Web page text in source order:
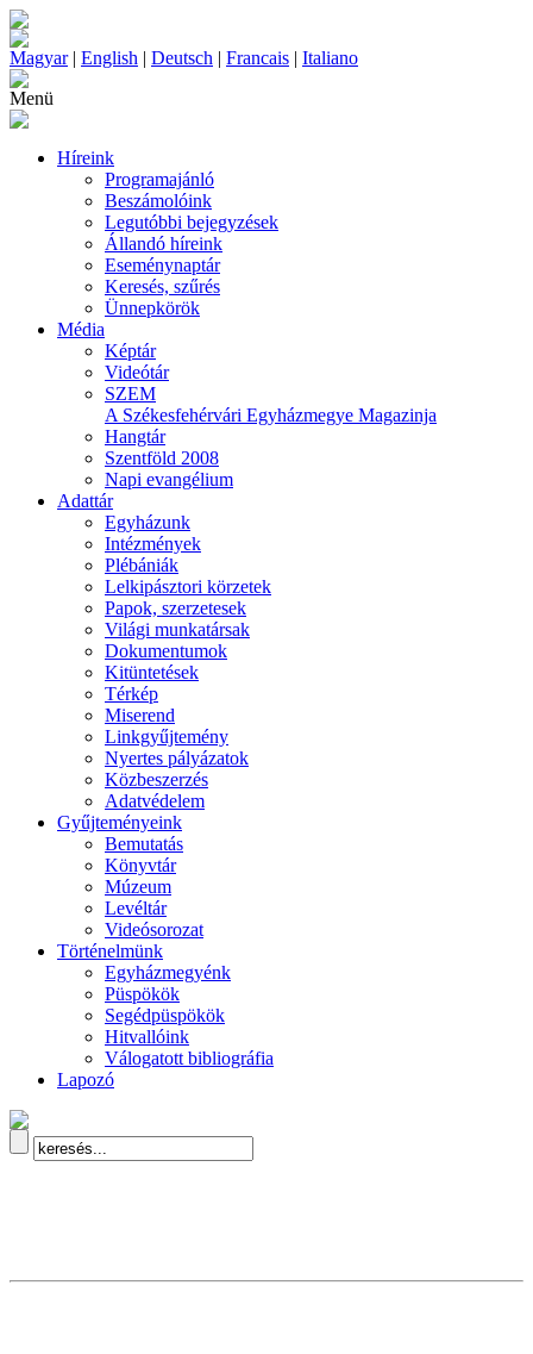
Magyar| English | Deutsch | Francais | Italiano
Menü
Híreink
Programajánló
Beszámolóink
Legutóbbi bejegyzések
Állandó híreink
Eseménynaptár
Keresés, szűrés
Ünnepkörök
Média
Képtár
Videótár
SZEM
A Székesfehérvári Egyházmegye Magazinja
Hangtár
Szentföld 2008
Napi evangélium
Adattár
Egyházunk
Intézmények
Plébániák
Lelkipásztori körzetek
Papok, szerzetesek
Világi munkatársak
Dokumentumok
Kitüntetések
Térkép
Miserend
Linkgyűjtemény
Nyertes pályázatok
Közbeszerzés
Adatvédelem
Gyűjteményeink
Bemutatás
Könyvtár
Múzeum
Levéltár
Videósorozat
Történelmünk
Egyházmegyénk
Püspökök
Segédpüspökök
Hitvallóink
Válogatott bibliográfia
Lapozó